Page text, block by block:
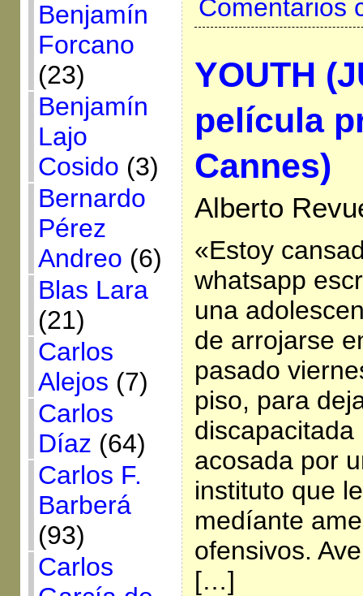
Benjamín
Forcano
(23)
Benjamín
Lajo
Cosido (3)
Bernardo
Pérez
Andreo (6)
Blas Lara
(21)
Carlos
Alejos (7)
Carlos
Díaz (64)
Carlos F.
Barberá
(93)
Carlos
Comentarios
YOUTH
película
Cannes)
Alberto
«Estoy
whatsapp
una
de arrojarse
pasado
piso, para
acosada por
instituto que
medíante
ofensivos.
[…]